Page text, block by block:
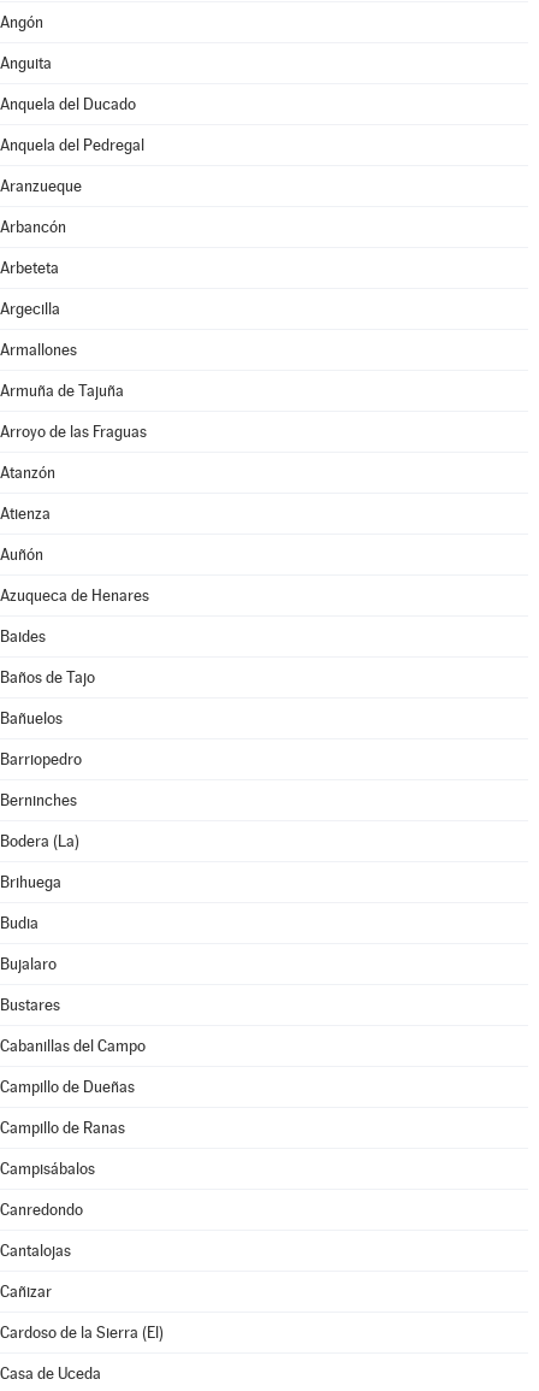
Angón
Anguita
Anquela del Ducado
Anquela del Pedregal
Aranzueque
Arbancón
Arbeteta
Argecilla
Armallones
Armuña de Tajuña
Arroyo de las Fraguas
Atanzón
Atienza
Auñón
Azuqueca de Henares
Baides
Baños de Tajo
Bañuelos
Barriopedro
Berninches
Bodera (La)
Brihuega
Budia
Bujalaro
Bustares
Cabanillas del Campo
Campillo de Dueñas
Campillo de Ranas
Campisábalos
Canredondo
Cantalojas
Cañizar
Cardoso de la Sierra (El)
Casa de Uceda